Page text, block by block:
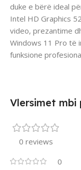
duke e bërë ideal
Intel HD Graphics
video, prezantime
Windows 11 Pro të
funksione
Vlersimet mbi
0 reviews
0